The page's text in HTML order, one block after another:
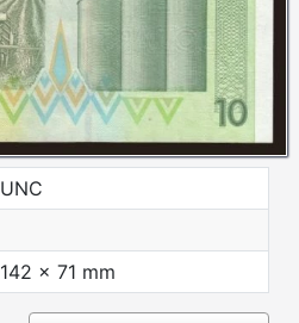
UNC
142 x 71 mm